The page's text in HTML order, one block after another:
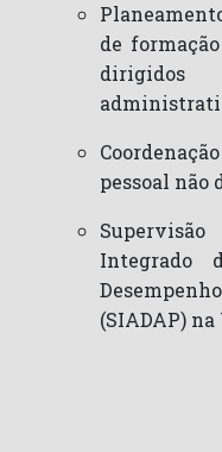
de
pessoal não
Integrado
(SIADAP) na